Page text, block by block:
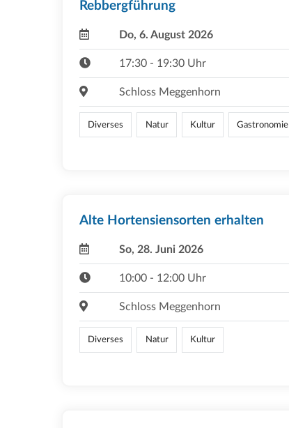
Rebbergführung
Do, 6. August 2026
17:30 - 19:30 Uhr
Schloss Meggenhorn
Diverses Natur Kultur Gastronomie
Alte Hortensiensorten erhalten
So, 28. Juni 2026
10:00 - 12:00 Uhr
Schloss Meggenhorn
Diverses Natur Kultur